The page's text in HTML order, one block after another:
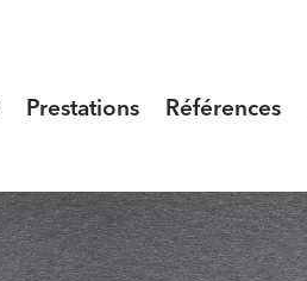
Prestations Références